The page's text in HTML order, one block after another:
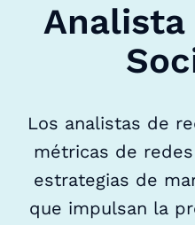
Analista
Los analistas de
métricas de
estrategias de
que impulsan la